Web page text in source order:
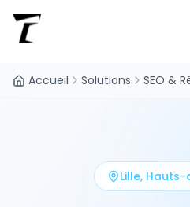
Accueil Solutions SEO &
Lille, Hauts-